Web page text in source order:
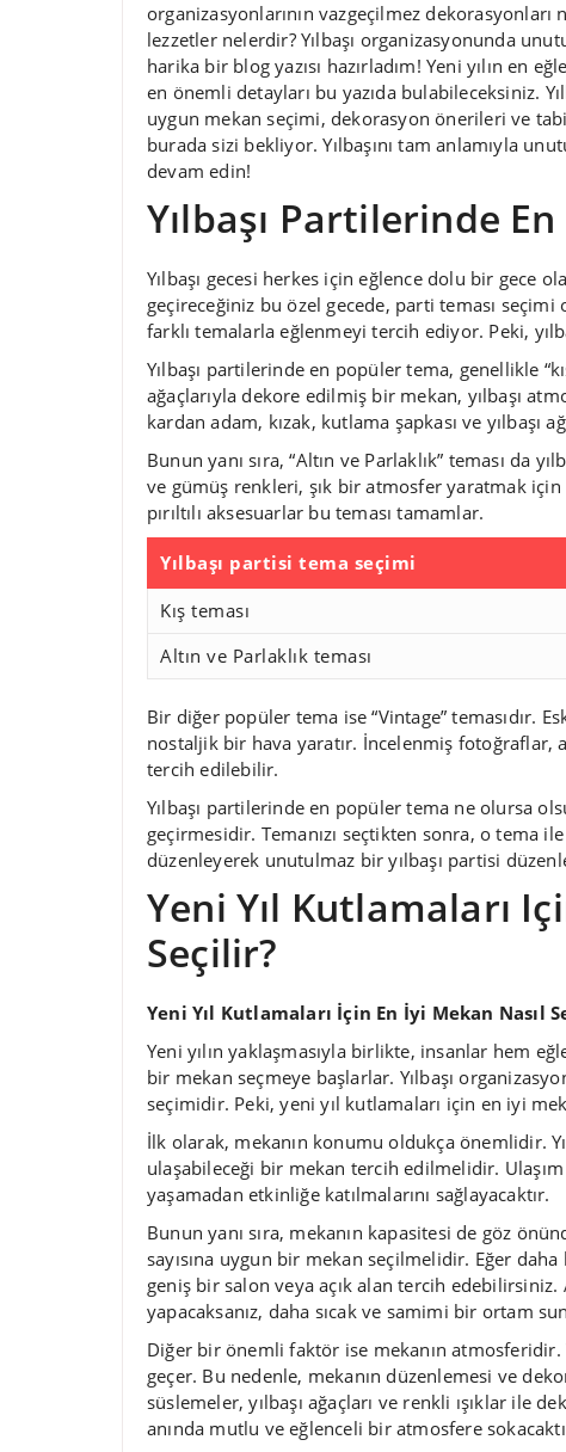
organizasyonlarının vazgeçilmez dekorasyonları
lezzetler nelerdir? Yılbaşı organizasyonunda
harika bir blog yazısı hazırladım! Yeni yılın en
en önemli detayları bu yazıda bulabileceksiniz.
uygun mekan seçimi, dekorasyon önerileri ve
burada sizi bekliyor. Yılbaşını tam anlamıyla
devam edin!
Yılbaşı Partilerinde
Yılbaşı gecesi herkes için eğlence dolu bir gece
geçireceğiniz bu özel gecede, parti teması
farklı temalarla eğlenmeyi tercih ediyor. Peki,
Yılbaşı partilerinde en popüler tema, genellikle
ağaçlarıyla dekore edilmiş bir mekan, yılbaşı
kardan adam, kızak, kutlama şapkası ve yılbaşı
Bunun yanı sıra, “Altın ve Parlaklık” teması da
ve gümüş renkleri, şık bir atmosfer yaratmak
pırıltılı aksesuarlar bu teması tamamlar.
Yılbaşı partisi tema seçimi
Kış teması
Altın ve Parlaklık teması
Bir diğer popüler tema ise “Vintage” temasıdır.
nostaljik bir hava yaratır. İncelenmiş
tercih edilebilir.
Yılbaşı partilerinde en popüler tema ne olursa
geçirmesidir. Temanızı seçtikten sonra, o tema
düzenleyerek unutulmaz bir yılbaşı partisi
Yeni Yıl Kutlamaları
Seçilir?
Yeni Yıl Kutlamaları İçin En İyi Mekan Nasıl
Yeni yılın yaklaşmasıyla birlikte, insanlar hem
bir mekan seçmeye başlarlar. Yılbaşı
seçimidir. Peki, yeni yıl kutlamaları için en iyi
İlk olarak, mekanın konumu oldukça önemlidir.
ulaşabileceği bir mekan tercih edilmelidir.
yaşamadan etkinliğe katılmalarını sağlayacaktır.
Bunun yanı sıra, mekanın kapasitesi de göz
sayısına uygun bir mekan seçilmelidir. Eğer
geniş bir salon veya açık alan tercih
yapacaksanız, daha sıcak ve samimi bir ortam
Diğer bir önemli faktör ise mekanın atmosferidir.
geçer. Bu nedenle, mekanın düzenlemesi ve
süslemeler, yılbaşı ağaçları ve renkli ışıklar ile
anında mutlu ve eğlenceli bir atmosfere